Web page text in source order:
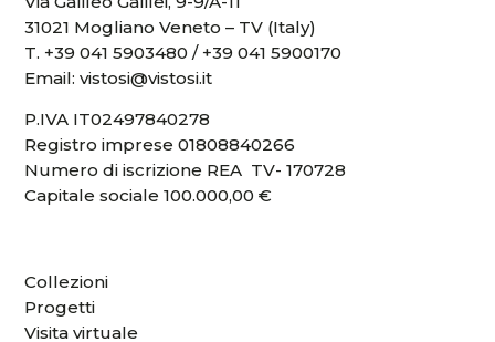
31021 Mogliano Veneto – TV (Italy)
T. +39 041 5903480 / +39 041 5900170
Email:vistosi@vistosi.it
P.IVA IT02497840278
Registro imprese 01808840266
Numero di iscrizione REA TV- 170728
Capitale sociale 100.000,00 €
Collezioni
Progetti
Visita virtuale